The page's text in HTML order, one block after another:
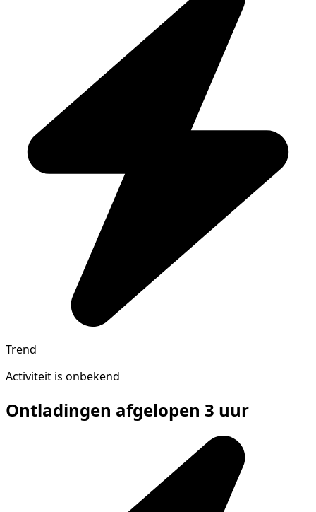
Trend
Activiteit is onbekend
Ontladingen afgelopen 3 uur